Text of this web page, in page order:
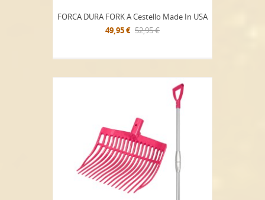
FORCA DURA FORK A Cestello Made In USA
49,95 € 52,95 €